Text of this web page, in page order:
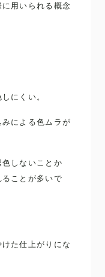
用いられる概念
にくい。
による色ムラが
しないことか
ことが多いで
た仕上がりにな